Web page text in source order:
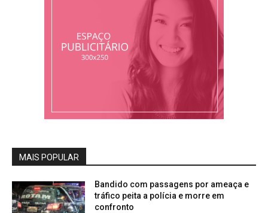
MAIS POPULAR
Bandido com passagens por ameaça e
tráfico peita a polícia e morre em
confronto